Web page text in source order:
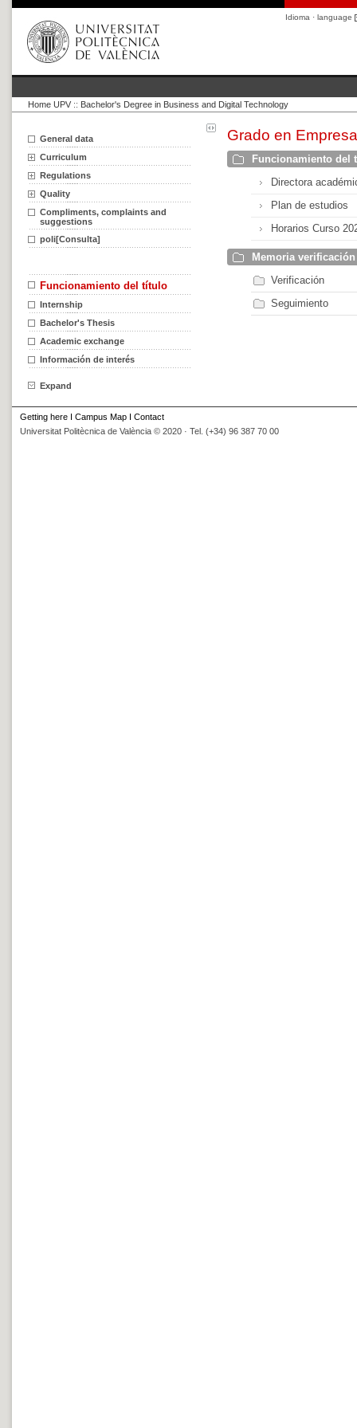
Idioma · language
Home UPV :: Bachelor's Degree in Business and Digital Technology
General data
Curriculum
Regulations
Quality
Compliments, complaints and
suggestions
poli[Consulta]
Funcionamiento del título
Internship
Bachelor's Thesis
Academic exchange
Información de interés
Expand
Grado en
Funcionamiento del
Directora
Plan de estudios
Horarios Curso
Memoria
Verificación
Seguimiento
Getting here I Campus Map I Contact
Universitat Politècnica de València © 2020 · Tel. (+34) 96 387 70 00